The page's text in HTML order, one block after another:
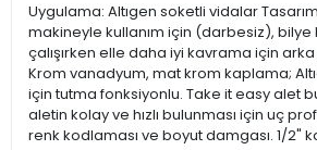
Uygulama: Altıgen soketli vidalar
makineyle kullanım için (darbesiz), bilye
çalışırken elle daha iyi kavrama için arka
Krom vanadyum, mat krom kaplama;
için tutma fonksiyonlu. Take it easy alet
aletin kolay ve hızlı bulunması için uç
renk kodlaması ve boyut damgası. 1/2"